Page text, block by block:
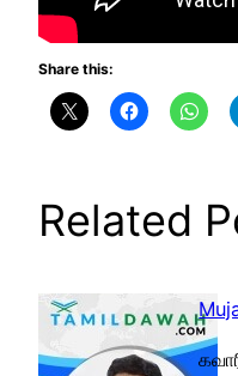
Share this:
Related